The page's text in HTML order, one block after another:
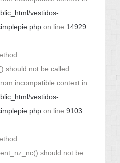
vestidos-
on line 14929
should not be called
incompatible context in
vestidos-
on line 9103
should not be